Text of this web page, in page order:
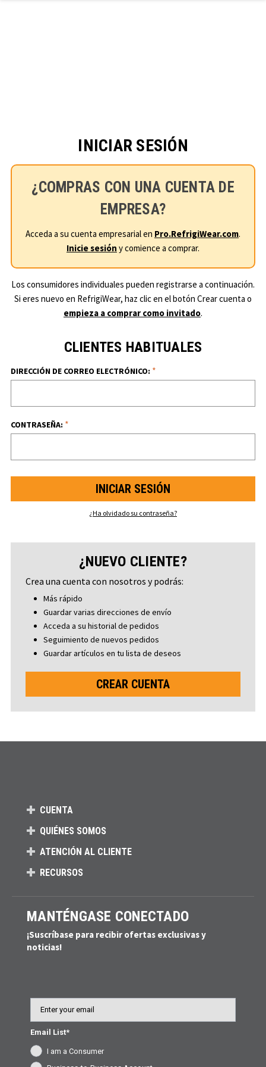
INICIAR SESIÓN
¿COMPRAS CON UNA CUENTA DE
EMPRESA?
Acceda a su cuenta empresarial en Pro.RefrigiWear.com.
Inicie sesión y comience a comprar.
Los consumidores individuales pueden registrarse a continuación.
Si eres nuevo en RefrigiWear, haz clic en el botón Crear cuenta o
empieza a comprar como invitado.
CLIENTES HABITUALES
DIRECCIÓN DE CORREO ELECTRÓNICO: *
CONTRASEÑA: *
¿Ha olvidado su contraseña?
¿NUEVO CLIENTE?
Crea una cuenta con nosotros y podrás:
Más rápido
Guardar varias direcciones de envío
Acceda a su historial de pedidos
Seguimiento de nuevos pedidos
Guardar artículos en tu lista de deseos
CREAR CUENTA
CUENTA
QUIÉNES SOMOS
ATENCIÓN AL CLIENTE
RECURSOS
MANTÉNGASE CONECTADO
¡Suscríbase para recibir ofertas exclusivas y
noticias!
Email List*
I am a Consumer